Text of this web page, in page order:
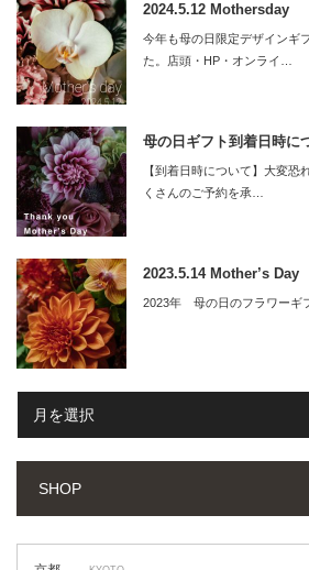
2024.5.12 Mothersday
今年も母の日限定デザインギ
た。店頭・HP・オンライ…
母の日ギフト到着日時に
【到着日時について】大変恐
くさんのご予約を承…
2023.5.14 Mother’s Day
2023年 母の日のフラワーギ
SHOP